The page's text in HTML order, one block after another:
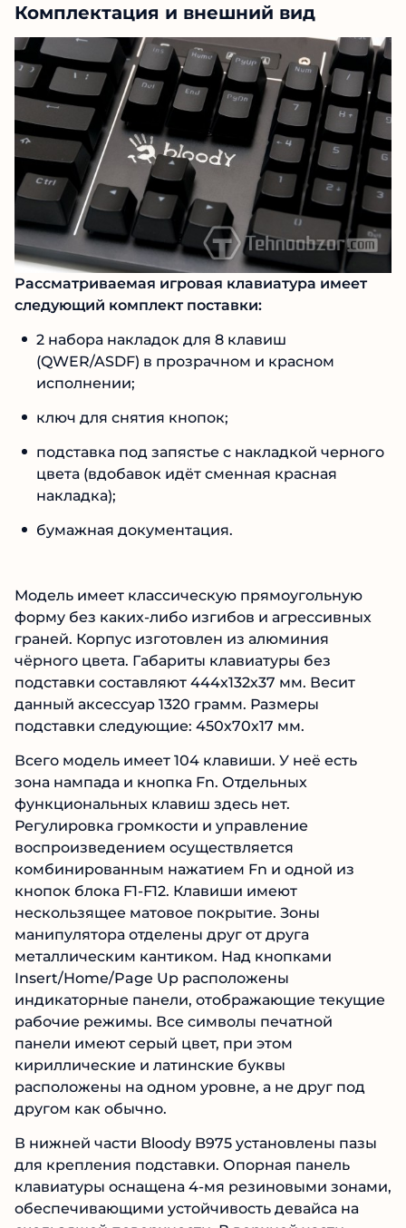
Комплектация и внешний вид
Рассматриваемая игровая клавиатура имеет
следующий комплект поставки:
2 набора накладок для 8 клавиш
(QWER/ASDF) в прозрачном и красном
исполнении;
ключ для снятия кнопок;
подставка под запястье с накладкой черного
цвета (вдобавок идёт сменная красная
накладка);
бумажная документация.
Модель имеет классическую прямоугольную
форму без каких-либо изгибов и агрессивных
граней. Корпус изготовлен из алюминия
чёрного цвета. Габариты клавиатуры без
подставки составляют 444х132х37 мм. Весит
данный аксессуар 1320 грамм. Размеры
подставки следующие: 450х70х17 мм.
Всего модель имеет 104 клавиши. У неё есть
зона нампада и кнопка Fn. Отдельных
функциональных клавиш здесь нет.
Регулировка громкости и управление
воспроизведением осуществляется
комбинированным нажатием Fn и одной из
кнопок блока F1-F12. Клавиши имеют
нескользящее матовое покрытие. Зоны
манипулятора отделены друг от друга
металлическим кантиком. Над кнопками
Insert/Home/Page Up расположены
индикаторные панели, отображающие текущие
рабочие режимы. Все символы печатной
панели имеют серый цвет, при этом
кириллические и латинские буквы
расположены на одном уровне, а не друг под
другом как обычно.
В нижней части Bloody B975 установлены пазы
для крепления подставки. Опорная панель
клавиатуры оснащена 4-мя резиновыми зонами,
обеспечивающими устойчивость девайса на